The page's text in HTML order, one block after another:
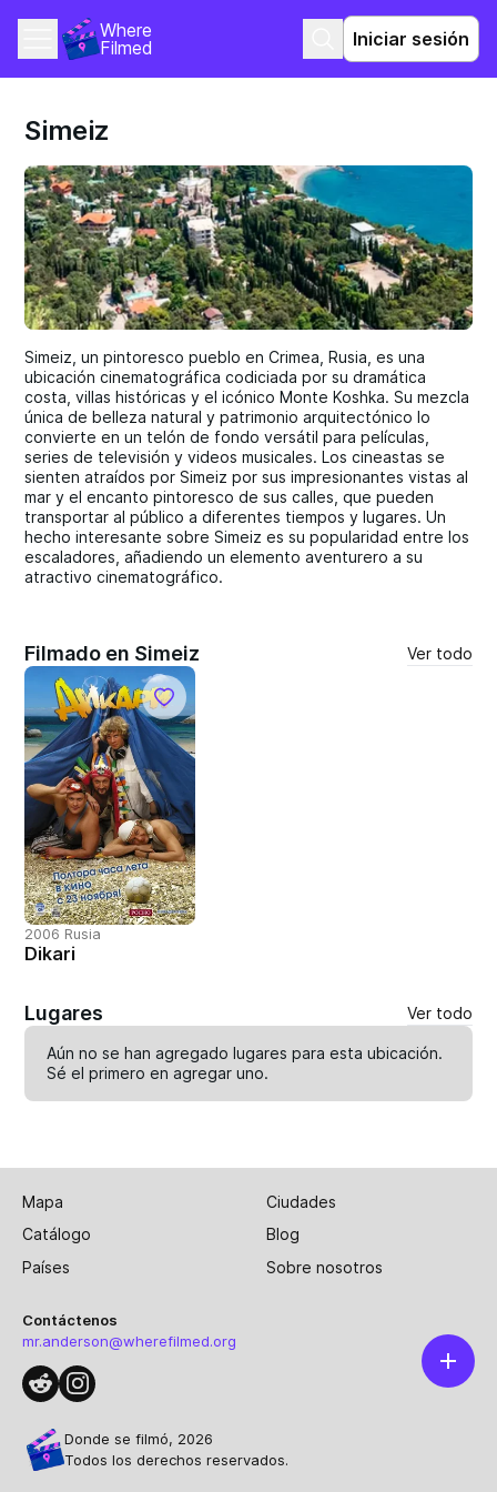
Where
Filmed
Iniciar sesión
Simeiz
Simeiz, un pintoresco pueblo en Crimea, Rusia, es una
ubicación cinematográfica codiciada por su dramática
costa, villas históricas y el icónico Monte Koshka. Su mezcla
única de belleza natural y patrimonio arquitectónico lo
convierte en un telón de fondo versátil para películas,
series de televisión y videos musicales. Los cineastas se
sienten atraídos por Simeiz por sus impresionantes vistas al
mar y el encanto pintoresco de sus calles, que pueden
transportar al público a diferentes tiempos y lugares. Un
hecho interesante sobre Simeiz es su popularidad entre los
escaladores, añadiendo un elemento aventurero a su
atractivo cinematográfico.
Filmado en Simeiz Ver todo
2006 Rusia
Dikari
Lugares Ver todo
Aún no se han agregado lugares para esta ubicación.
Sé el primero enagregar uno.
Mapa
Ciudades
Catálogo
Blog
Países
Sobre nosotros
Contáctenos
mr.anderson@wherefilmed.org
Donde se filmó, 2026
Todos los derechos reservados.